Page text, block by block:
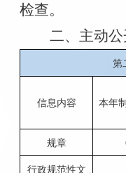
检查。
二、主动
第
信息内容 本年
规章
行政规范性文